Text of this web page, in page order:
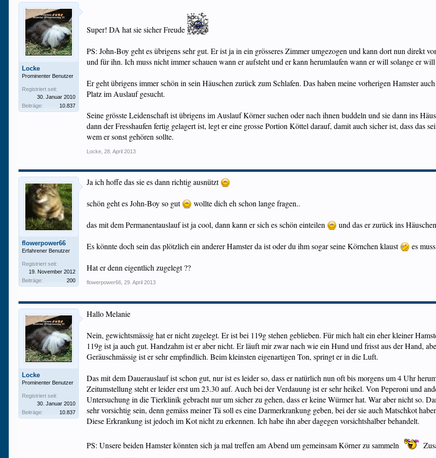
Locke
Prominenter Benutzer
Registriert seit:
30. Januar 2010
Beiträge:
10.837
Super! DA hat sie sicher Freude
PS: John-Boy geht es übrigens sehr gut. Er ist ja in ein grösseres Zimmer umgezogen und kann dort nun direkt
und für ihn. Ich muss nicht immer schauen wann er aufsteht und er kann herumlaufen wann er will solange er
Er geht übrigens immer schön in sein Häuschen zurück zum Schlafen. Das haben meine vorherigen Hamster
Platz im Auslauf gesucht.
Seine grösste Leidenschaft ist übrigens im Auslauf Körner suchen oder nach ihnen buddeln und sie dann ins
dann der Fresshaufen fertig gelagert ist, legt er eine grosse Portion Köttel darauf, damit auch sicher ist, dass das
wem er sonst gehören sollte.
Locke 28. April 2013
flowerpower66
Erfahrener Benutzer
Registriert seit:
19. November 2012
Beiträge:
200
Ja ich hoffe das sie es dann richtig ausnützt
schön geht es John-Boy so gut wollte dich eh schon lange fragen..
das mit dem Permanentauslauf ist ja cool, dann kann er sich es schön einteilen und das er zurück ins
Es könnte doch sein das plötzlich ein anderer Hamster da ist oder du ihm sogar seine Körnchen klaust es
Hat er denn eigentlich zugelegt ??
flowerpower66 29. April 2013
Locke
Prominenter Benutzer
Registriert seit:
30. Januar 2010
Beiträge:
10.837
Hallo Melanie
Nein, gewichtsmässig hat er nicht zugelegt. Er ist bei 119g stehen geblieben. Für mich halt ein eher kleiner
119g ist ja auch gut. Handzahm ist er aber nicht. Er läuft mir zwar nach wie ein Hund und frisst aus der Hand,
Geräuschmässig ist er sehr empfindlich. Beim kleinsten eigenartigen Ton, springt er in die Luft.
Das mit dem Dauerauslauf ist schon gut, nur ist es leider so, dass er natürlich nun oft bis morgens um 4 Uhr
Zeitumstellung steht er leider erst um 23.30 auf. Auch bei der Verdauung ist er sehr heikel. Von Peperoni und
Untersuchung in die Tierklinik gebracht nur um sicher zu gehen, dass er keine Würmer hat. War aber nicht so.
sehr vorsichtig sein, denn gemäss meiner Tä soll es eine Darmerkrankung geben, bei der sie auch Matschkot
Diese Erkrankung ist jedoch im Kot nicht zu erkennen. Ich habe ihn aber dagegen vorsichtshalber behandelt.
PS: Unsere beiden Hamster könnten sich ja mal treffen am Abend um gemeinsam Körner zu sammeln